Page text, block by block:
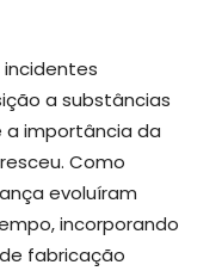
a substâncias
a importância da
Como
evoluíram
incorporando
fabricação